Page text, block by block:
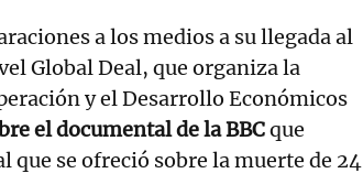
a los medios a su llegada al
Global Deal, que organiza la
y el Desarrollo Económicos
el documental de la BBCque
que se ofreció sobre la muerte de 24